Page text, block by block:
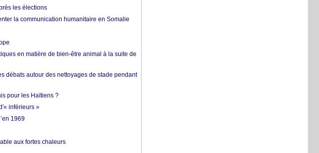
les élections
la communication humanitaire en Somalie
en matière de bien-être animal à la suite de
débats autour des nettoyages de stade pendant
pour les Haïtiens ?
inférieurs »
1969
aux fortes chaleurs